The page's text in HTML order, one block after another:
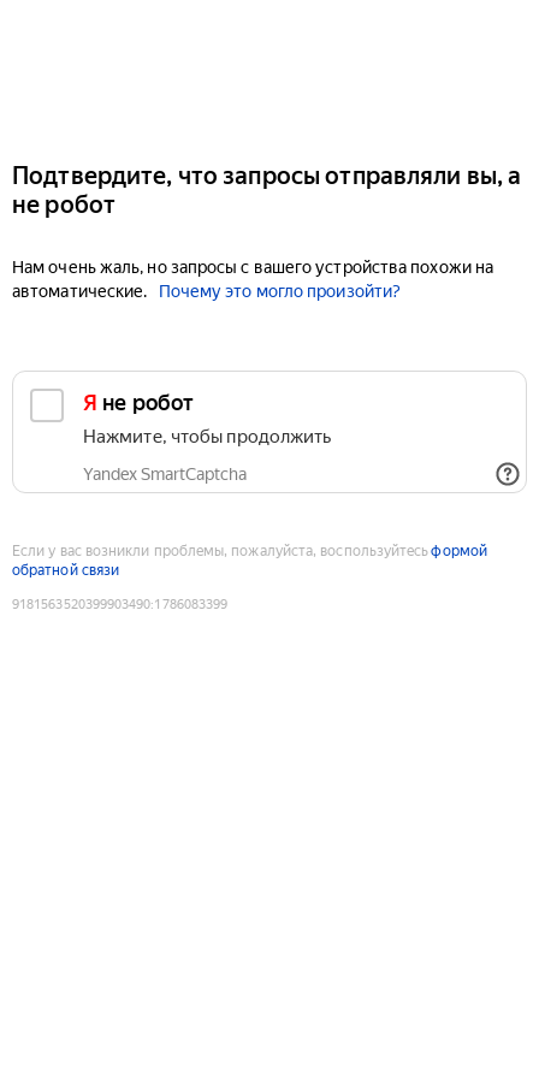
Подтвердите, что запросы отправляли вы, а
не робот
Нам очень жаль, но запросы с вашего устройства похожи на
автоматические.
Почему это могло произойти?
Я не робот
Нажмите, чтобы продолжить
Yandex SmartCaptcha
Если у вас возникли проблемы, пожалуйста, воспользуйтесьформой
обратной связи
9181563520399903490:1786083399